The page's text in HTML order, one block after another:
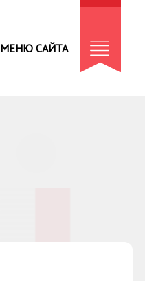
МЕНЮ САЙТА